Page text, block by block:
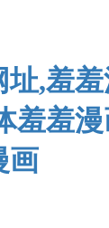
,羞
羞羞
画